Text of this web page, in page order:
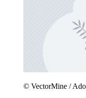
© VectorMine /